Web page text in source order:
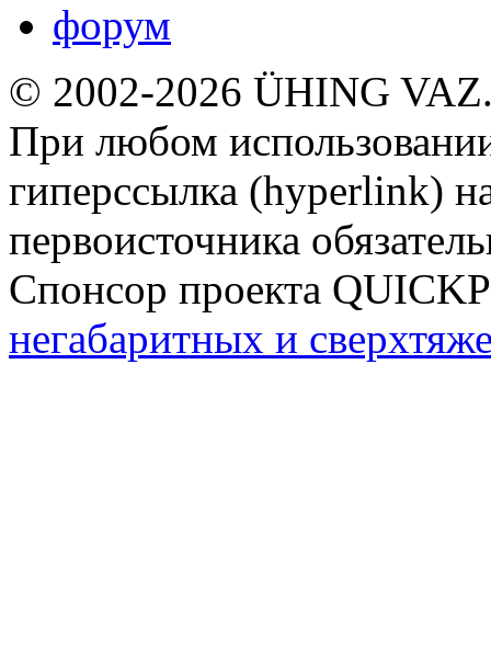
форум
© 2002-2026 ÜHING
При любом
гиперссылка (hyperlink)
первоисточника
Спонсор проекта
негабаритных и